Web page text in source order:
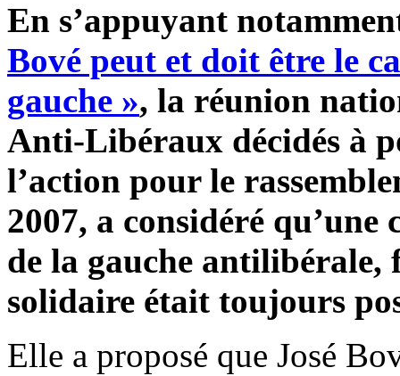
En s’appuyant
Bové peut et doit être le
gauche », la réunion
Anti-Libéraux décidés à
l’action pour le
2007, a considéré
de la gauche antilibérale,
solidaire était toujours
Elle a proposé que José